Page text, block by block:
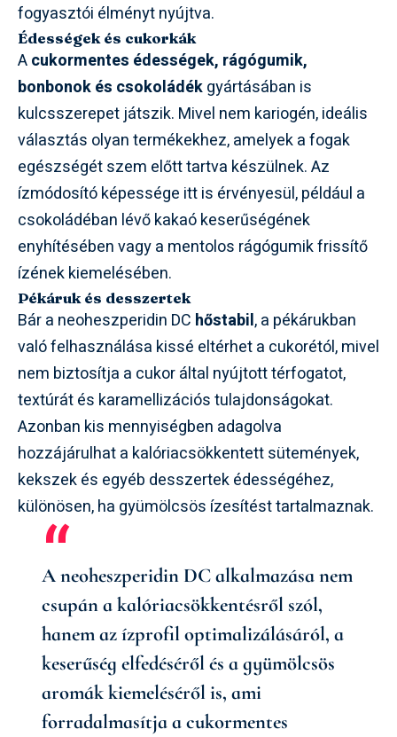
fogyasztói élményt nyújtva.
Édességek és cukorkák
Acukormentes édességek, rágógumik,
bonbonok és csokoládékgyártásában is
kulcsszerepet játszik. Mivel nem kariogén, ideális
választás olyan termékekhez, amelyek a fogak
egészségét szem előtt tartva készülnek. Az
ízmódosító képessége itt is érvényesül, például a
csokoládéban lévő kakaó keserűségének
enyhítésében vagy a mentolos rágógumik frissítő
ízének kiemelésében.
Pékáruk és desszertek
Bár a neoheszperidin DC hőstabil, a pékárukban
való felhasználása kissé eltérhet a cukorétól, mivel
nem biztosítja a cukor által nyújtott térfogatot,
textúrát és karamellizációs tulajdonságokat.
Azonban kis mennyiségben adagolva
hozzájárulhat a kalóriacsökkentett sütemények,
kekszek és egyéb desszertek édességéhez,
különösen, ha gyümölcsös ízesítést tartalmaznak.
A neoheszperidin DC alkalmazása nem
csupán a kalóriacsökkentésről szól,
hanem az ízprofil optimalizálásáról, a
keserűség elfedéséről és a gyümölcsös
aromák kiemeléséről is, ami
forradalmasítja a cukormentes